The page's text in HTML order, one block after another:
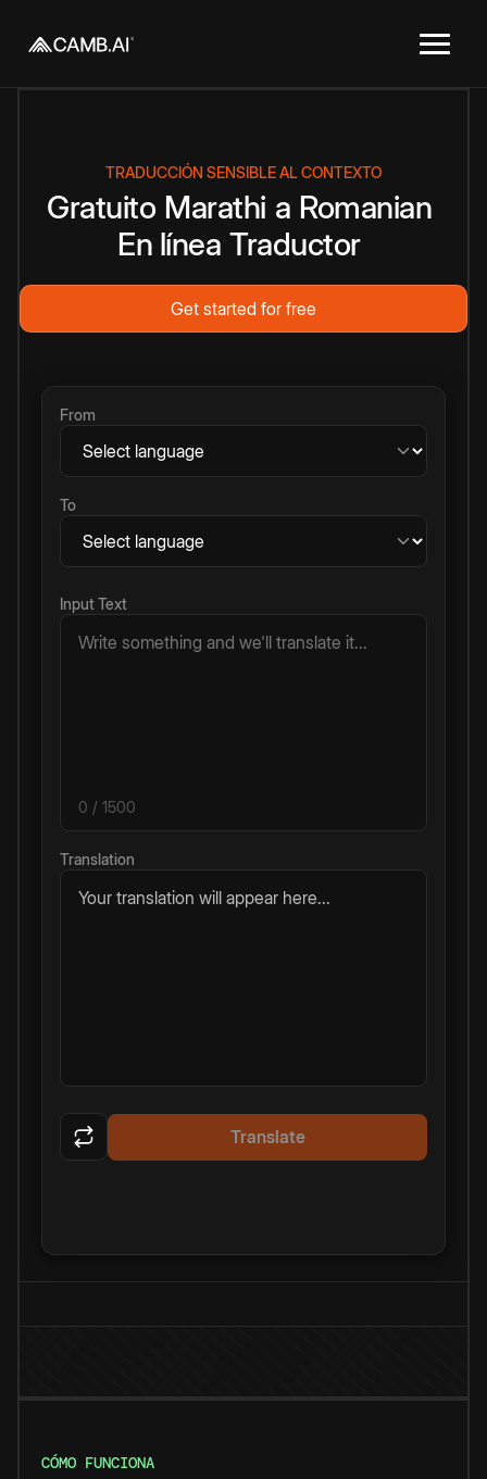
TRADUCCIÓN SENSIBLE AL CONTEXTO
Gratuito Marathi a Romanian
En línea Traductor
Get started for free
From
To
Input Text
0 / 1500
Translation
Your translation will appear here...
Translate
CÓMO FUNCIONA